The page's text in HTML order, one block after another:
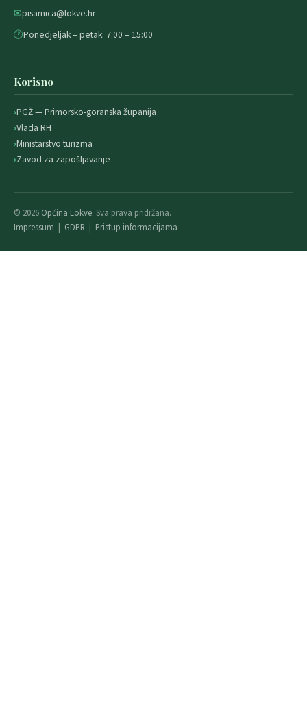
✉pisarnica@lokve.hr
🕐Ponedjeljak – petak: 7:00 – 15:00
Korisno
PGŽ — Primorsko-goranska županija
Vlada RH
Ministarstvo turizma
Zavod za zapošljavanje
© 2026 Općina Lokve. Sva prava pridržana.
Impressum | GDPR | Pristup informacijama